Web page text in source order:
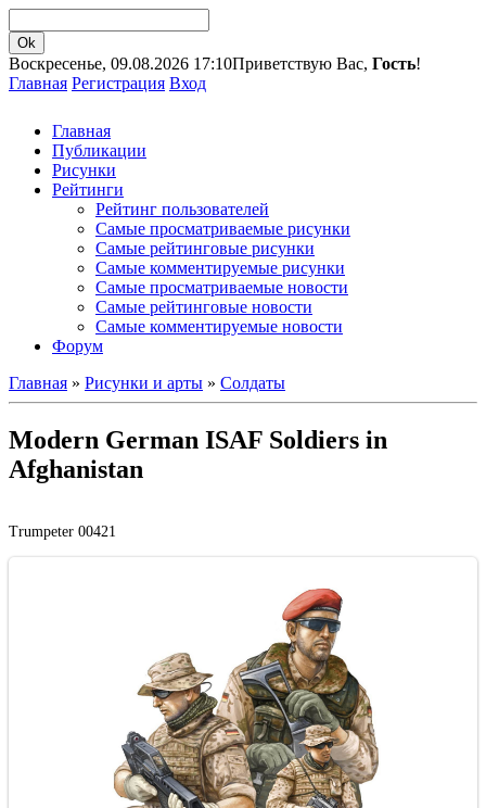
Воскресенье, 09.08.2026 17:10Приветствую Вас, Гость!
Главная Регистрация Вход
Главная
Публикации
Рисунки
Рейтинги
Рейтинг пользователей
Самые просматриваемые рисунки
Самые рейтинговые рисунки
Самые комментируемые рисунки
Самые просматриваемые новости
Самые рейтинговые новости
Самые комментируемые новости
Форум
Главная » Рисунки и арты » Солдаты
Modern German ISAF Soldiers in
Afghanistan
Trumpeter 00421